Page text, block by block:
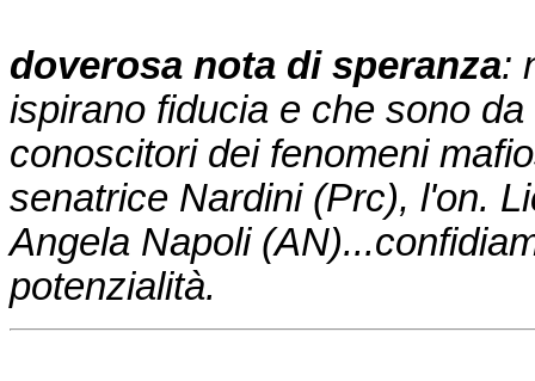
doverosa nota di speranza:
ispirano fiducia e che sono
conoscitori dei fenomeni
senatrice Nardini (Prc), l'on.
Angela Napoli
potenzialità.